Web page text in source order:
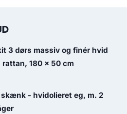
3 dørs massiv og finér hvid
180 x 50 cm
skænk - hvidolieret eg, m. 2